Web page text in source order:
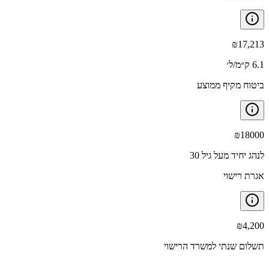
₪17,213
6.1 ק״מ/ל׳
ביטוח מקיף ממוצע
₪18000
לנהג יחיד מעל גיל 30
אגרת רישוי
₪4,200
תשלום שנתי למשרד הרישוי